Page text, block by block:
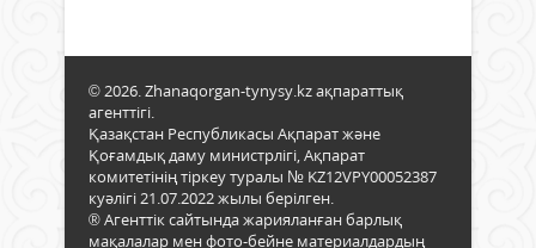
© 2026. Zhanaqorgan-tynysy.kz ақпараттық
агенттігі.
Қазақстан Республикасы Ақпарат және
Қоғамдық даму министрлігі, Ақпарат
комитетінің тіркеу туралы № KZ12VPY00052387
куәлігі 21.07.2022 жылы берілген.
® Агенттік сайтында жарияланған барлық
мақалалар мен фото-бейне материалдардың